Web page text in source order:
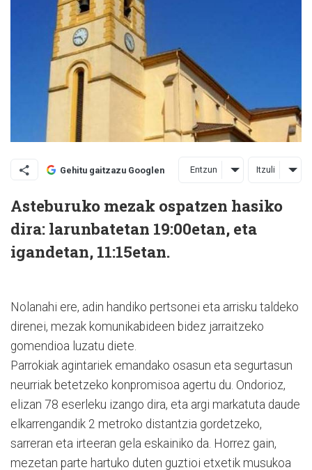
Gehitu gaitzazu Googlen Entzun Itzuli
Asteburuko mezak ospatzen hasiko
dira: larunbatetan 19:00etan, eta
igandetan, 11:15etan.
Nolanahi ere, adin handiko pertsonei eta arrisku taldeko
direnei, mezak komunikabideen bidez jarraitzeko
gomendioa luzatu diete.
Parrokiak agintariek emandako osasun eta segurtasun
neurriak betetzeko konpromisoa agertu du. Ondorioz,
elizan 78 eserleku izango dira, eta argi markatuta daude
elkarrengandik 2 metroko distantzia gordetzeko,
sarreran eta irteeran gela eskainiko da. Horrez gain,
mezetan parte hartuko duten guztioi etxetik musukoa